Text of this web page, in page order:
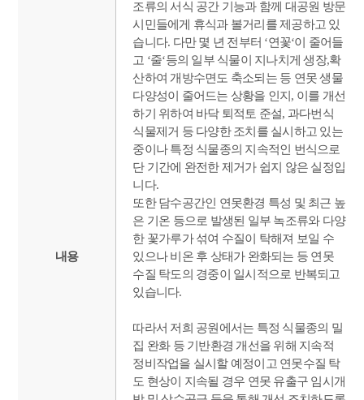
내용
조류의 서식 공간 기능과 함께 대공원 방문
시민들에게 휴식과 볼거리를 제공하고 있
습니다. 다만 몇 년 전부터 ‘연꽃‘이 줄어들
고 ‘줄‘등의 일부 식물이 지나치게 생장,확
산하여 개방수면도 축소되는 등 연못 생물
다양성이 줄어드는 상황을 인지, 이를 개선
하기 위하여 바닥 퇴적토 준설, 과다번식
식물제거 등 다양한 조치를 실시하고 있는
중이나 특정 식물종의 지속적인 번식으로
단 기간에 완전한 제거가 쉽지 않은 실정입
니다.
또한 담수공간인 연못환경 특성 및 최근 높
은 기온 등으로 발생된 일부 녹조류와 다양
한 꽃가루가 섞여 수질이 탁해져 보일 수
있으나 비온 후 상태가 완화되는 등 연못
수질 탁도의 경중이 일시적으로 반복되고
있습니다.
따라서 저희 공원에서는 특정 식물종의 밀
집 완화 등 기반환경 개선을 위해 지속적
정비작업을 실시할 예정이고 연못수질 탁
도 현상이 지속될 경우 연못 유출구 임시개